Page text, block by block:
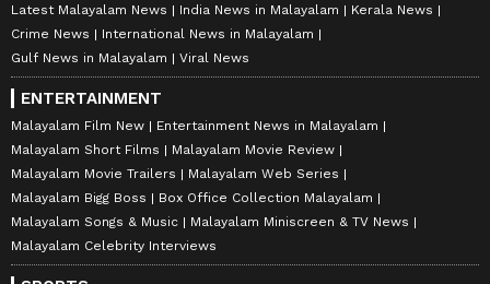
Latest Malayalam News
India News in Malayalam
Kerala News
Crime News
International News in Malayalam
Gulf News in Malayalam
Viral News
ENTERTAINMENT
Malayalam Film New
Entertainment News in Malayalam
Malayalam Short Films
Malayalam Movie Review
Malayalam Movie Trailers
Malayalam Web Series
Malayalam Bigg Boss
Box Office Collection Malayalam
Malayalam Songs & Music
Malayalam Miniscreen & TV News
Malayalam Celebrity Interviews